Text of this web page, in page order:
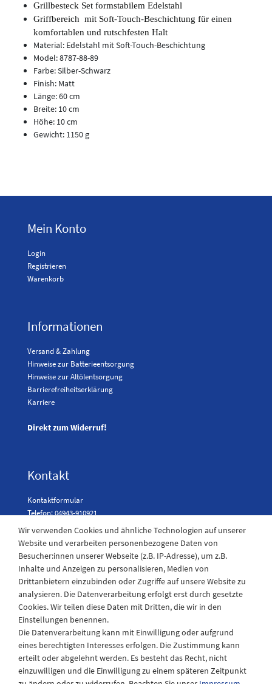
Grillbesteck Set formstabilem Edelstahl
Griffbereich mit Soft-Touch-Beschichtung für einen
komfortablen und rutschfesten Halt
Material: Edelstahl mit Soft-Touch-Beschichtung
Model: 8787-88-89
Farbe: Silber-Schwarz
Finish: Matt
Länge: 60 cm
Breite: 10 cm
Höhe: 10 cm
Gewicht: 1150 g
Mein Konto
Login
Registrieren
Warenkorb
Informationen
Versand & Zahlung
Hinweise zur Batterieentsorgung
Hinweise zur Altölentsorgung
Barrierefreiheitserklärung
Karriere
Direkt zum Widerruf!
Kontakt
Kontaktformular
Telefon: 04943-910921
Laden Öffnungszeiten
Montag - Freitag
08:30 - 12:30 und 13.00 - 17.30 Uhr
Samstags
08:30 bis 12:30 Uhr
Wir verwenden Cookies und ähnliche Technologien auf unserer
Website und verarbeiten personenbezogene Daten von
Besucher:innen unserer Webseite (z.B. IP-Adresse), um z.B.
Inhalte und Anzeigen zu personalisieren, Medien von
Drittanbietern einzubinden oder Zugriffe auf unsere Website zu
analysieren. Die Datenverarbeitung erfolgt erst durch gesetzte
Cookies. Wir teilen diese Daten mit Dritten, die wir in den
Einstellungen benennen.
Die Datenverarbeitung kann mit Einwilligung oder aufgrund
eines berechtigten Interesses erfolgen. Die Zustimmung kann
erteilt oder abgelehnt werden. Es besteht das Recht, nicht
einzuwilligen und die Einwilligung zu einem späteren Zeitpunkt